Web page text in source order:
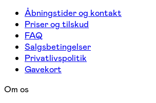
Åbningstider og kontakt
Priser og tilskud
FAQ
Salgsbetingelser
Privatlivspolitik
Gavekort
Om os